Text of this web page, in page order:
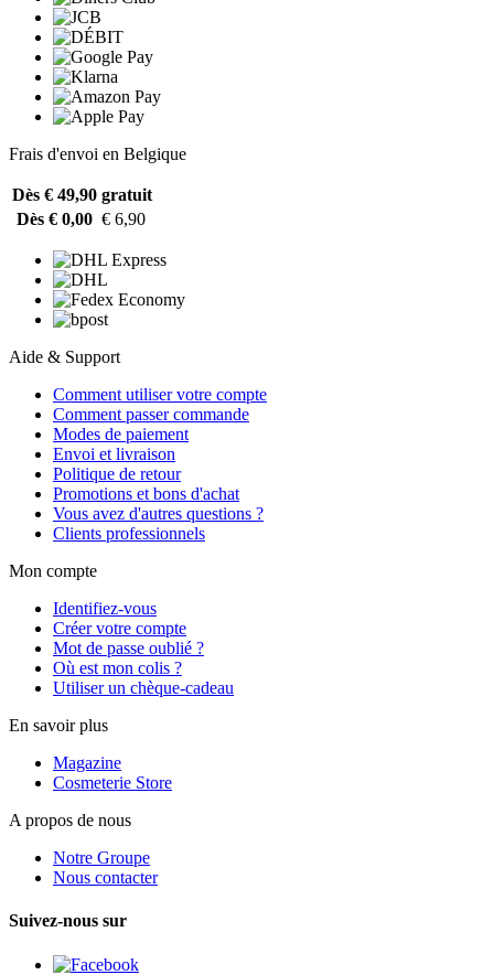
Frais d'envoi en Belgique
Dès € 49,90 gratuit
Dès € 0,00 € 6,90
Aide & Support
Comment utiliser votre compte
Comment passer commande
Modes de paiement
Envoi et livraison
Politique de retour
Promotions et bons d'achat
Vous avez d'autres questions ?
Clients professionnels
Mon compte
Identifiez-vous
Créer votre compte
Mot de passe oublié ?
Où est mon colis ?
Utiliser un chèque-cadeau
En savoir plus
Magazine
Cosmeterie Store
A propos de nous
Notre Groupe
Nous contacter
Suivez-nous sur